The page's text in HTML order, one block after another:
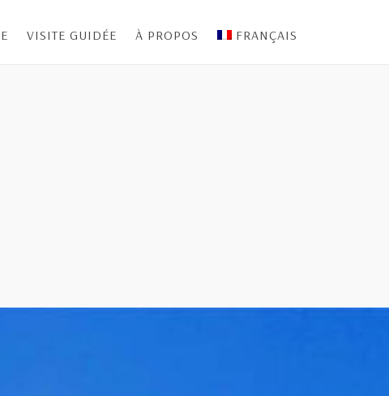
VISITE GUIDÉE À PROPOS FRANÇAIS